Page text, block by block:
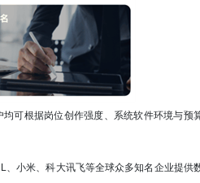
可根据岗位创作强度、系统软件环境与预
小米、科大讯飞等全球众多知名企业提供